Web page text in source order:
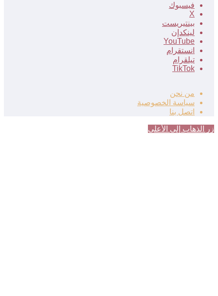
فيسبوك
‫X
بينتيريست
لينكدإن
‫YouTube
انستقرام
تيلقرام
‫TikTok
من نحن
سياسة الخصوصية
اتصل بنا
زر الذهاب إلى الأعلى